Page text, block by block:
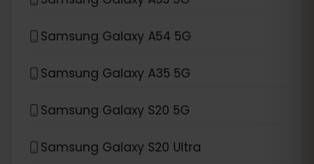
Samsung Galaxy A54 5G
Samsung Galaxy A35 5G
Samsung Galaxy S20 5G
Samsung Galaxy S20 Ultra